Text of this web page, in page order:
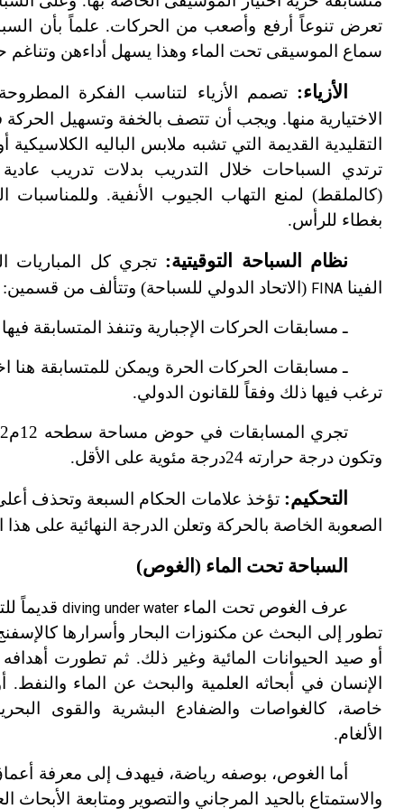
تعرض تنوعاً أرفع وأصعب من الحركات. علماً بأن
سماع الموسيقى تحت الماء وهذا يسهل أداءهن وتناغم
الأزياء: تصمم الأزياء لتناسب الفكرة
الاختيارية منها. ويجب أن تتصف بالخفة وتسهيل الحركة
التقليدية القديمة التي تشبه ملابس الباليه الكلاسيكية أو
ترتدي السباحات خلال التدريب بدلات تدريب
(كالملقط) لمنع التهاب الجيوب الأنفية. وللمناسبات
بغطاء للرأس.
نظام السباحة التوقيتية: تجري كل المباريات
الفينا FINA (الاتحاد الدولي للسباحة) وتتألف من قسمين:
ـ مسابقات الحركات الإجبارية وتنفذ المتسابقة فيها
ـ مسابقات الحركات الحرة ويمكن للمتسابقة هنا
ترغب فيها ذلك وفقاً للقانون الدولي.
وتكون درجة حرارته 24درجة مئوية على الأقل.
التحكيم: تؤخذ علامات الحكام السبعة وتحذف
الصعوبة الخاصة بالحركة وتعلن الدرجة النهائية على
السباحة تحت الماء (الغوص)
عرف الغوص تحت الماء diving under waterقديماً
تطور إلى البحث عن مكنوزات البحار وأسرارها
أو صيد الحيوانات المائية وغير ذلك. ثم تطورت
الإنسان في أبحاثه العلمية والبحث عن الماء
خاصة، كالغواصات والضفادع البشرية والقوى
الألغام.
أما الغوص، بوصفه رياضة، فيهدف إلى معرفة
والاستمتاع بالحيد المرجاني والتصوير ومتابعة الأبحاث